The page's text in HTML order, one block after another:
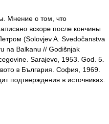
Мнение о том, что
вскоре после кончины
(Solovjev A. Svedočanstva
na Balkanu // Godišnjak
Sarajevo, 1953. God. 5.
в България. София, 1969.
подтверждения в источниках.